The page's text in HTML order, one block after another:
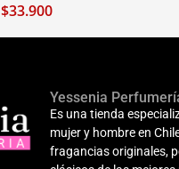
$33.900
Yessenia
Es una tienda
mujer y hombre en
fragancias originales,